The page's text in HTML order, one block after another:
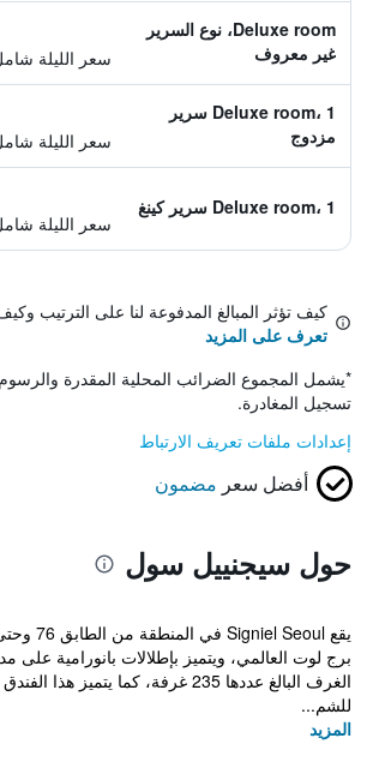
Deluxe room، نوع السرير
غير معروف
سعر الليلة
Deluxe room، 1 سرير
مزدوج
سعر الليلة
Deluxe room، 1 سرير كينغ
سعر الليلة
كيف تؤثر المبالغ المدفوعة لنا على الترتيب
تعرف على المزيد
*يشمل المجموع الضرائب المحلية المقدرة
تسجيل المغادرة.
إعدادات ملفات تعريف الارتباط
أفضل سعر مضمون
حول سيجنييل سول
برج لوت العالمي، ويتميز بإطلالات بانورامية
للشم...
المزيد